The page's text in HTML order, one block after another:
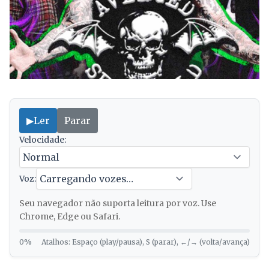
▶Ler Parar
Velocidade:
Voz:
Seu navegador não suporta leitura por voz. Use
Chrome, Edge ou Safari.
0% Atalhos: Espaço (play/pausa), S (parar), ←/→ (volta/avança)